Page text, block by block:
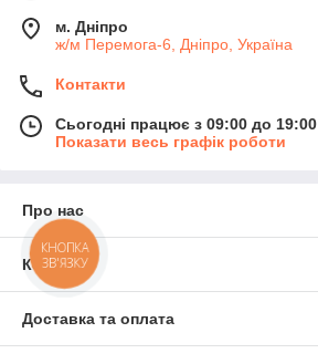
м. Дніпро
ж/м Перемога-6, Дніпро, Україна
Контакти
Сьогодні працює з 09:00 до 19:00
Показати весь графік роботи
Про нас
Контакти
Доставка та оплата
КНОПКА
ЗВ'ЯЗКУ